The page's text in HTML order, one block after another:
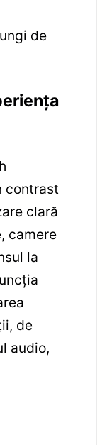
de
contrast
clară
camere
la
de
audio,